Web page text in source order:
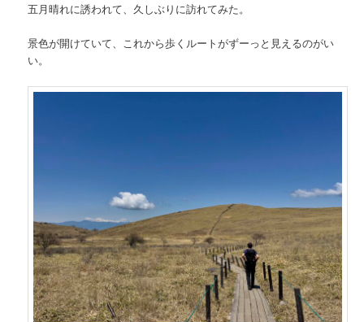
五月晴れに誘われて、久しぶりに訪れてみた。
景色が開けていて、これから歩くルートがずーっと見えるのがい
い。